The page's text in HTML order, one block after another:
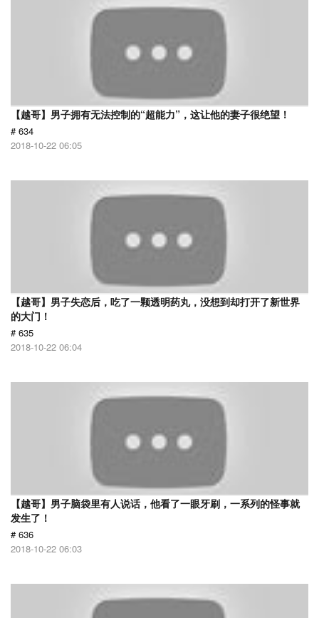
【越哥】男子拥有无法控制的“超能力”，这让他的妻子很绝望！
# 634
2018-10-22 06:05
【越哥】男子失恋后，吃了一颗透明药丸，没想到却打开了新世界
的大门！
# 635
2018-10-22 06:04
【越哥】男子脑袋里有人说话，他看了一眼牙刷，一系列的怪事就
发生了！
# 636
2018-10-22 06:03